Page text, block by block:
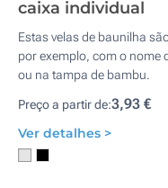
caixa individual
Estas velas de baunilha
por exemplo, com o nome
ou na tampa de bambu.
Preço a partir de:3,93 €
Ver detalhes >